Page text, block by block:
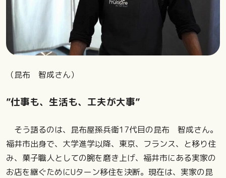
（昆布 智成さん）
”仕事も、生活も、工夫が大事”
そう語るのは、昆布屋孫兵衛17代目の昆布 智成さん。
福井市出身で、大学進学以降、東京、フランス、と移り住
み、菓子職人としての腕を磨き上げ、福井市にある実家の
お店を継ぐためにUターン移住を決断。現在は、実家の昆